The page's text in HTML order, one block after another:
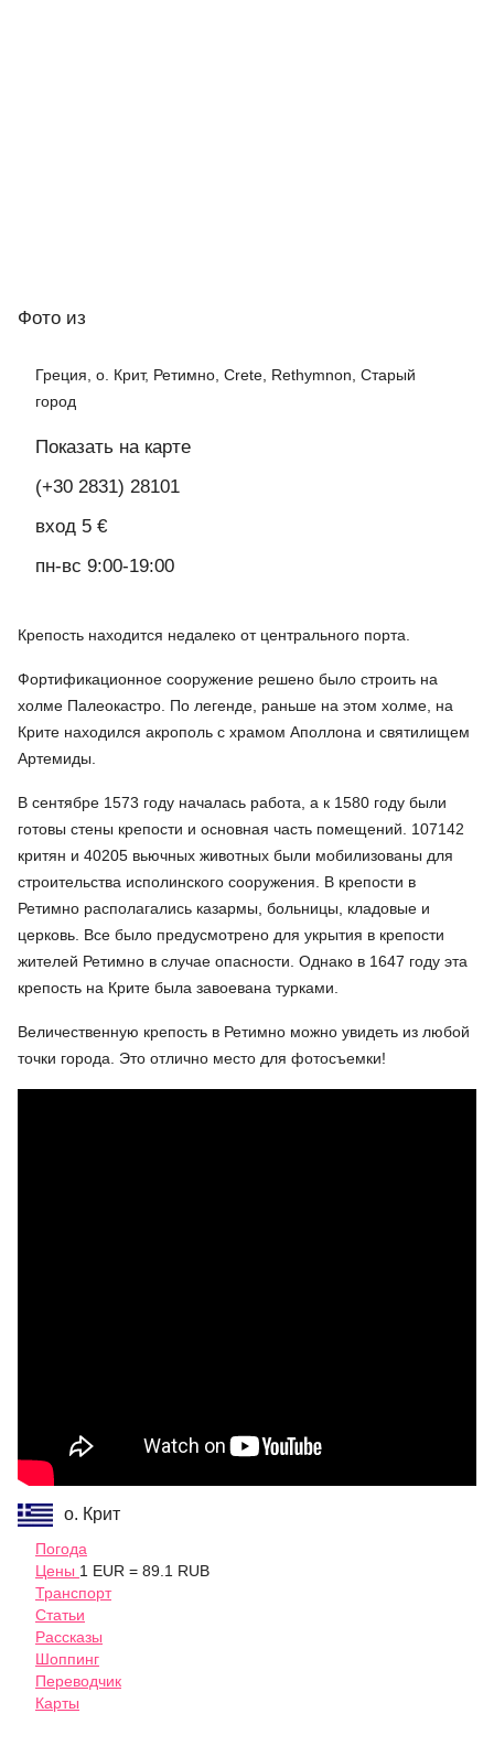
Фото из
Греция, о. Крит, Ретимно, Crete, Rethymnon, Старый
город
Показать на карте
(+30 2831) 28101
вход 5 €
пн-вс 9:00-19:00
Крепость находится недалеко от центрального порта.
Фортификационное сооружение решено было строить на
холме Палеокастро. По легенде, раньше на этом холме, на
Крите находился акрополь с храмом Аполлона и святилищем
Артемиды.
В сентябре 1573 году началась работа, а к 1580 году были
готовы стены крепости и основная часть помещений. 107142
критян и 40205 вьючных животных были мобилизованы для
строительства исполинского сооружения. В крепости в
Ретимно располагались казармы, больницы, кладовые и
церковь. Все было предусмотрено для укрытия в крепости
жителей Ретимно в случае опасности. Однако в 1647 году эта
крепость на Крите была завоевана турками.
Величественную крепость в Ретимно можно увидеть из любой
точки города. Это отлично место для фотосъемки!
о. Крит
Погода
Цены 1 EUR = 89.1 RUB
Транспорт
Статьи
Рассказы
Шоппинг
Переводчик
Карты